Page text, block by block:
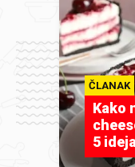
ČLANAK
Kako
5 ideja